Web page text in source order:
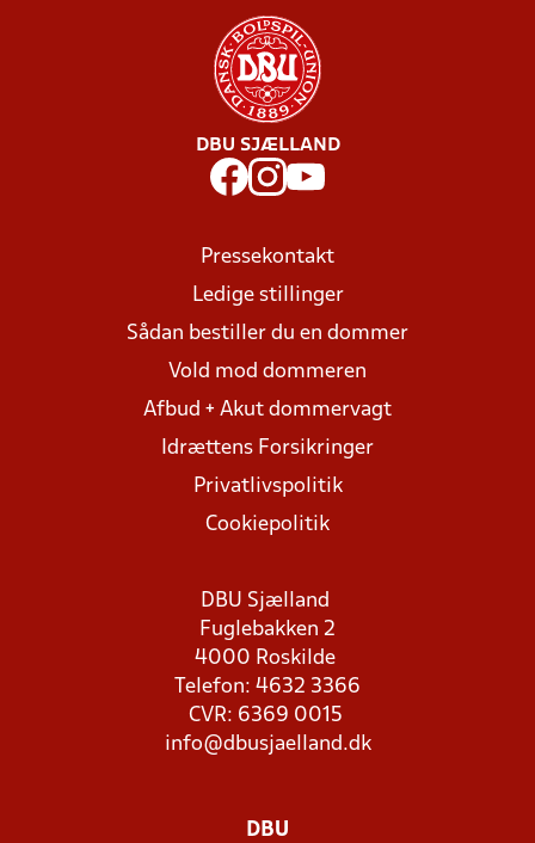
DBU SJÆLLAND
Pressekontakt
Ledige stillinger
Sådan bestiller du en dommer
Vold mod dommeren
Afbud + Akut dommervagt
Idrættens Forsikringer
Privatlivspolitik
Cookiepolitik
DBU Sjælland
Fuglebakken 2
4000 Roskilde
Telefon: 4632 3366
CVR: 6369 0015
info@dbusjaelland.dk
DBU